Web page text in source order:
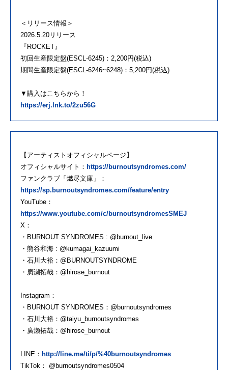
＜リリース情報＞
2026.5.20リリース
『ROCKET』
初回生産限定盤(ESCL-6245)：2,200円(税込)
期間生産限定盤(ESCL-6246~6248)：5,200円(税込)
▼購入はこちらから！
https://erj.lnk.to/2zu56G
【アーティストオフィシャルページ】
オフィシャルサイト： https://burnoutsyndromes.com/
ファンクラブ「燃尽文庫」：
https://sp.burnoutsyndromes.com/feature/entry
YouTube：
https://www.youtube.com/c/burnoutsyndromesSMEJ
X：
・BURNOUT SYNDROMES : @burnout_live
・熊谷和海 : @kumagai_kazuumi
・石川大裕：@BURNOUTSYNDROME
・廣瀬拓哉：@hirose_burnout
Instagram：
・BURNOUT SYNDROMES：@burnoutsyndromes
・石川大裕：@taiyu_burnoutsyndromes
・廣瀬拓哉：@hirose_burnout
LINE： http://line.me/ti/p/%40burnoutsyndromes
TikTok： @burnoutsyndromes0504